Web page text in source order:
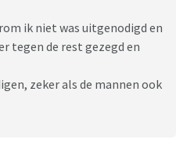
ik niet was uitgenodigd en
tegen de rest gezegd en
zeker als de mannen ook